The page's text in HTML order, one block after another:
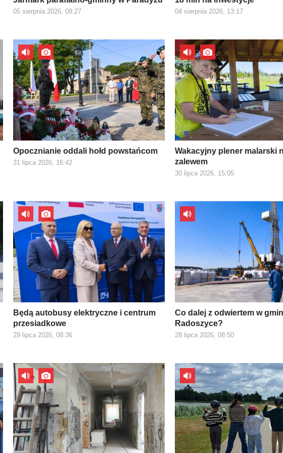
05 sierpnia 2026, 08:27 04 sierpnia 2026, 13:17
Opocznianie oddali hołd powstańcom
31 lipca 2026, 16:42
Wakacyjny plener malarski
zalewem
30 lipca 2026, 15:05
Będą autobusy elektryczne i centrum
przesiadkowe
29 lipca 2026, 08:36
Co dalej z odwiertem w
Radoszyce?
28 lipca 2026, 08:50